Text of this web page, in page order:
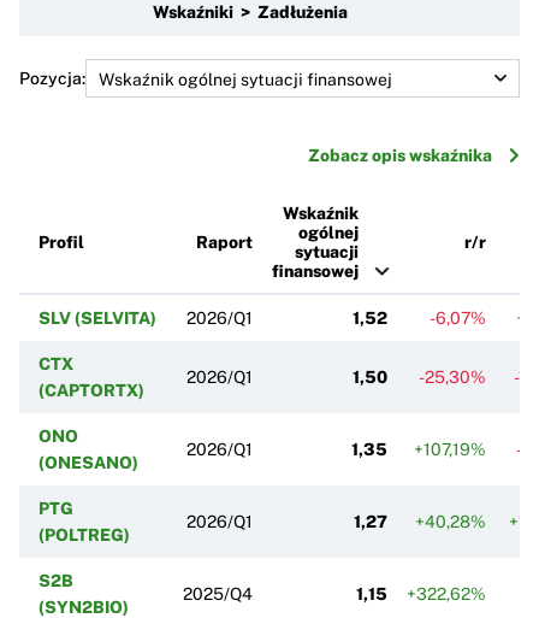
Wskaźniki > Zadłużenia
Pozycja:
Zobacz opis wskaźnika
Profil Raport
Wskaźnik
ogólnej
sytuacji
finansowej
r/r
SLV (SELVITA) 2026/Q1 1,52 -6,07%
CTX
(CAPTORTX)
2026/Q1 1,50 -25,30% -
ONO
(ONESANO)
2026/Q1 1,35 +107,19% -
PTG
(POLTREG)
2026/Q1 1,27 +40,28%
S2B
(SYN2BIO)
2025/Q4 1,15 +322,62%